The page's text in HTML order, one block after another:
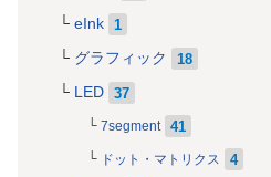
eInk 1
グラフィック 18
LED 37
7segment 41
ドット・マトリクス 4